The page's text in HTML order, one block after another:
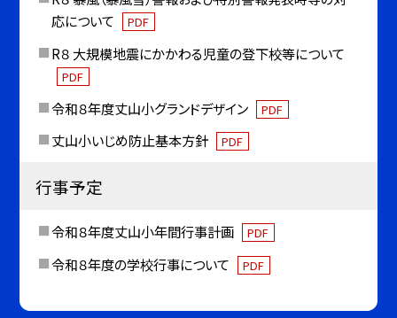
応について
PDF
R８ 大規模地震にかかわる児童の登下校等について
PDF
令和８年度丈山小グランドデザイン PDF
丈山小いじめ防止基本方針 PDF
行事予定
令和８年度丈山小年間行事計画 PDF
令和８年度の学校行事について PDF